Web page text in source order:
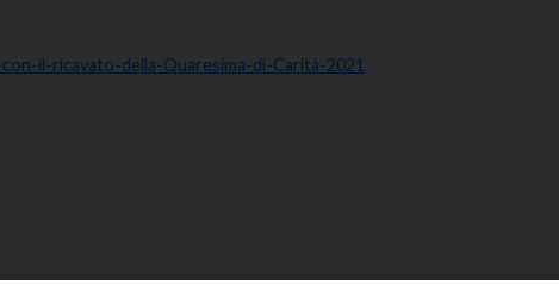
il-ricavato-della-Quaresima-di-Carità-2021